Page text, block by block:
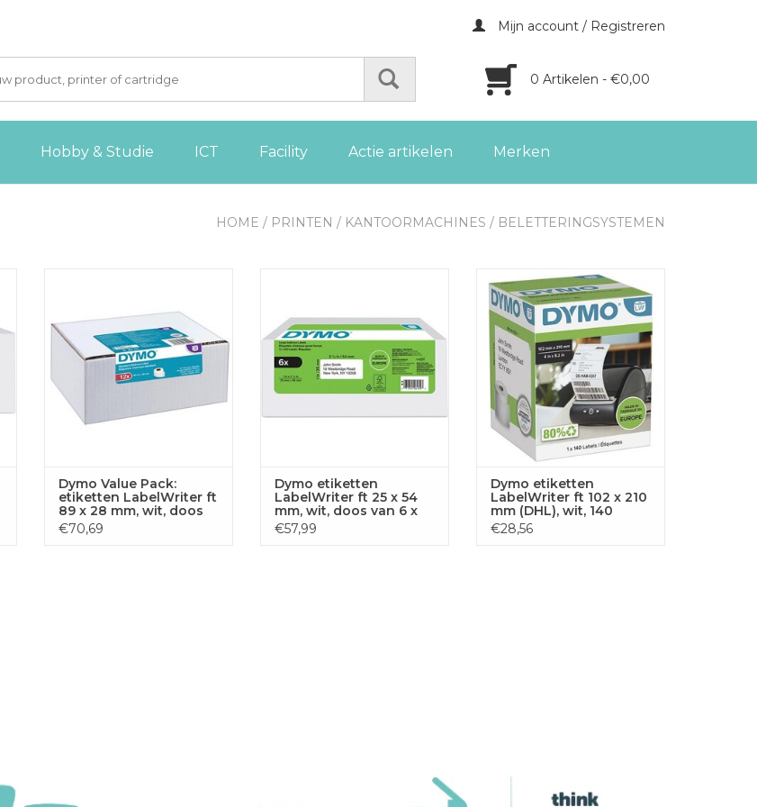
Mijn account / Registreren
0 Artikelen - €0,00
Hobby & Studie ICT Facility Actie artikelen Merken
HOME / PRINTEN / KANTOORMACHINES / BELETTERINGSYSTEMEN
TOEVOEGEN AAN
WINKELWAGEN
Dymo Value Pack:
etiketten LabelWriter ft
89 x 28 mm, wit, doos
van 12 x 130 etiketten
€70,69
TOEVOEGEN AAN
WINKELWAGEN
Dymo etiketten
LabelWriter ft 25 x 54
mm, wit, doos van 6 x
500 etiketten
€57,99
Dymo etiketten LabelWriter 102
x 210 mm (DHL), wit
TOEVOEGEN AAN
WINKELWAGEN
Dymo etiketten
LabelWriter ft 102 x 210
mm (DHL), wit, 140
etiketten
€28,56